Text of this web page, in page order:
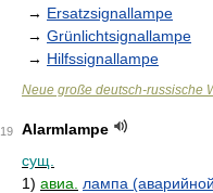
→ Ersatzsignallampe
→ Grünlichtsignallampe
→ Hilfssignallampe
Neue große deutsch-russische
19
Alarmlampe
сущ.
1) авиа.
лампа